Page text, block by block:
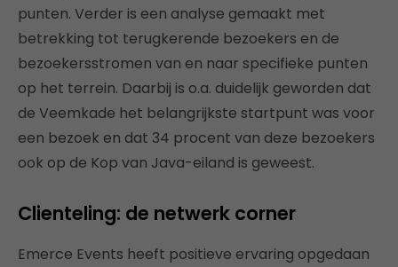
punten. Verder is een analyse gemaakt met
betrekking tot terugkerende bezoekers en de
bezoekersstromen van en naar specifieke punten
op het terrein. Daarbij is o.a. duidelijk geworden dat
de Veemkade het belangrijkste startpunt was voor
een bezoek en dat 34 procent van deze bezoekers
ook op de Kop van Java-eiland is geweest.
Clienteling: de netwerk corner
Emerce Events heeft positieve ervaring opgedaan